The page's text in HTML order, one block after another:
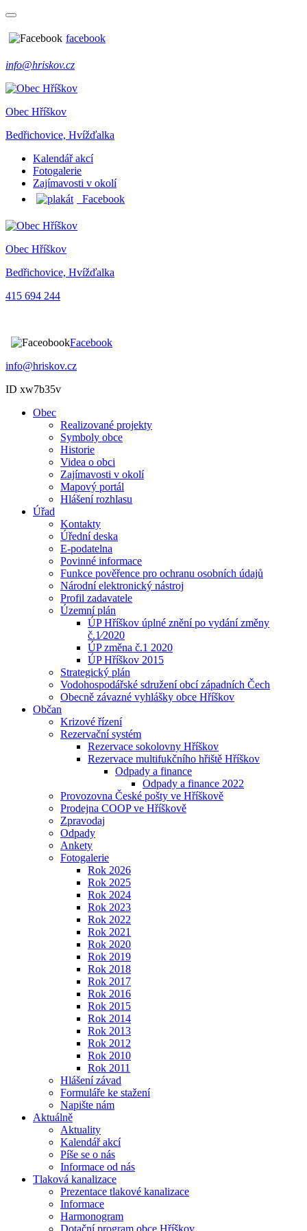
facebook
info@hriskov.cz
Obec Hříškov
Bedřichovice, Hvížďalka
Kalendář akcí
Fotogalerie
Zajímavosti v okolí
Facebook
Obec Hříškov
Bedřichovice, Hvížďalka
415 694 244
Facebook
info@hriskov.cz
ID xw7b35v
Obec
Realizované projekty
Symboly obce
Historie
Videa o obci
Zajímavosti v okolí
Mapový portál
Hlášení rozhlasu
Úřad
Kontakty
Úřední deska
E-podatelna
Povinné informace
Funkce pověřence pro ochranu osobních údajů
Národní elektronický nástroj
Profil zadavatele
Územní plán
ÚP Hříškov úplné znění po vydání změny
č.1⁄2020
ÚP změna č.1 2020
ÚP Hříškov 2015
Strategický plán
Vodohospodářské sdružení obcí západních Čech
Obecně závazné vyhlášky obce Hříškov
Občan
Krizové řízení
Rezervační systém
Rezervace sokolovny Hříškov
Rezervace multifukčního hřiště Hříškov
Odpady a finance
Odpady a finance 2022
Provozovna České pošty ve Hříškově
Prodejna COOP ve Hříškově
Zpravodaj
Odpady
Ankety
Fotogalerie
Rok 2026
Rok 2025
Rok 2024
Rok 2023
Rok 2022
Rok 2021
Rok 2020
Rok 2019
Rok 2018
Rok 2017
Rok 2016
Rok 2015
Rok 2014
Rok 2013
Rok 2012
Rok 2010
Rok 2011
Hlášení závad
Formuláře ke stažení
Napište nám
Aktuálně
Aktuality
Kalendář akcí
Píše se o nás
Informace od nás
Tlaková kanalizace
Prezentace tlakové kanalizace
Informace
Harmonogram
Dotační program obce Hříškov